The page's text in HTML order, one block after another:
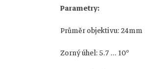
Parametry:
Průměr objektivu: 24mm
Zorný úhel: 5.7 ... 10°